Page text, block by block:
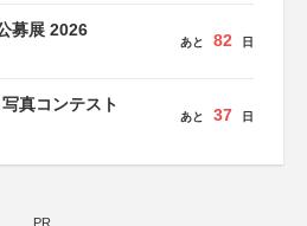
募展 2026
あと 82 日
真コンテスト
あと 37 日
PR